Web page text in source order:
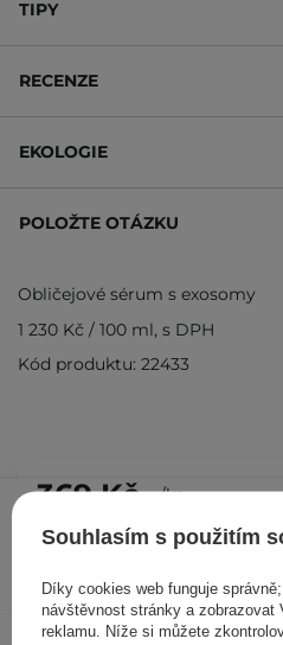
369 Kč /ks
TIPY
RECENZE
EKOLOGIE
POLOŽTE OTÁZKU
Obličejové sérum s exosomy
1 230 Kč / 100 ml, s DPH
Kód produktu: 22433
Souhlasím s použitím
Díky cookies web funguje
návštěvnost stránky a zobrazovat
reklamu. Níže si můžete